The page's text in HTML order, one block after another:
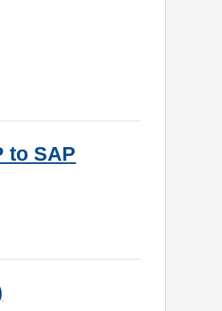
to SAP